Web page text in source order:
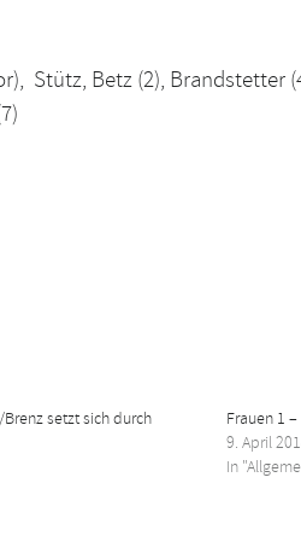
Stütz, Betz (2), Brandstetter
Brenz setzt sich durch
Frauen 1
9. April
In